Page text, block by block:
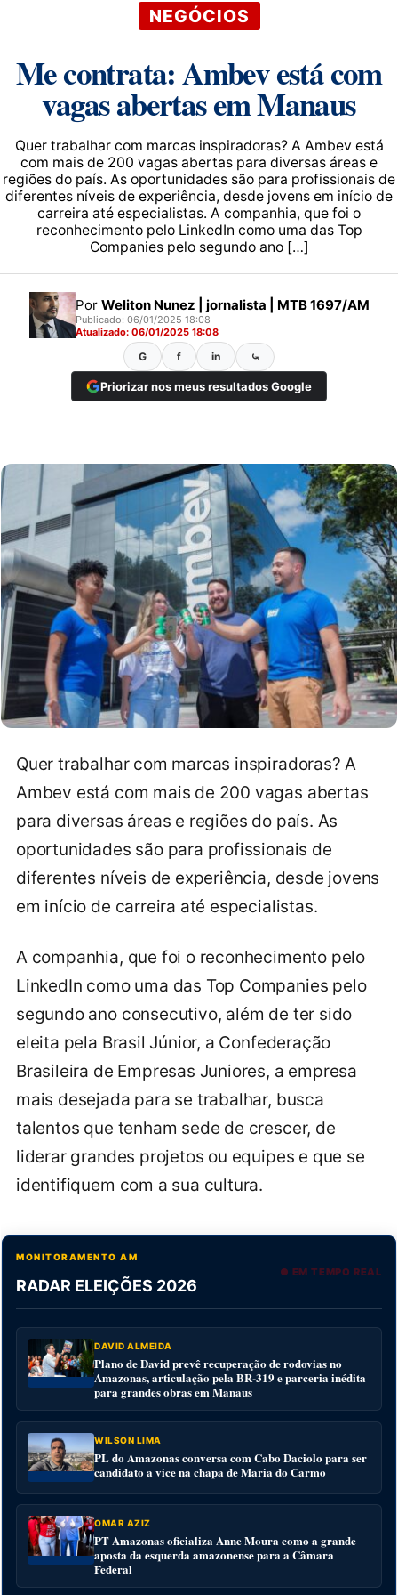
NEGÓCIOS
Me contrata: Ambev está com
vagas abertas em Manaus
Quer trabalhar com marcas inspiradoras? A Ambev está
com mais de 200 vagas abertas para diversas áreas e
regiões do país. As oportunidades são para profissionais de
diferentes níveis de experiência, desde jovens em início de
carreira até especialistas. A companhia, que foi o
reconhecimento pelo LinkedIn como uma das Top
Companies pelo segundo ano […]
Por Weliton Nunez | jornalista | MTB 1697/AM
Publicado: 06/01/2025 18:08
Atualizado: 06/01/2025 18:08
G f in ⤿
Priorizar nos meus resultados Google
Quer trabalhar com marcas inspiradoras? A
Ambev está com mais de 200 vagas abertas
para diversas áreas e regiões do país. As
oportunidades são para profissionais de
diferentes níveis de experiência, desde jovens
em início de carreira até especialistas.
A companhia, que foi o reconhecimento pelo
LinkedIn como uma das Top Companies pelo
segundo ano consecutivo, além de ter sido
eleita pela Brasil Júnior, a Confederação
Brasileira de Empresas Juniores, a empresa
mais desejada para se trabalhar, busca
talentos que tenham sede de crescer, de
liderar grandes projetos ou equipes e que se
identifiquem com a sua cultura.
MONITORAMENTO AM
RADAR ELEIÇÕES 2026
● EM TEMPO REAL
DAVID ALMEIDA
Plano de David prevê recuperação de rodovias no
Amazonas, articulação pela BR-319 e parceria inédita
para grandes obras em Manaus
WILSON LIMA
PL do Amazonas conversa com Cabo Daciolo para ser
candidato a vice na chapa de Maria do Carmo
OMAR AZIZ
PT Amazonas oficializa Anne Moura como a grande
aposta da esquerda amazonense para a Câmara
Federal